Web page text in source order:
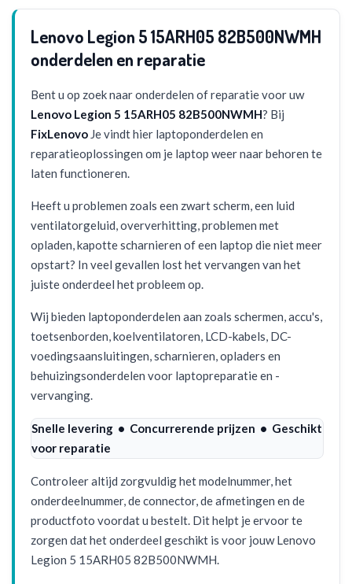
Lenovo Legion 5 15ARH05 82B500NWMH
onderdelen en reparatie
Bent u op zoek naar onderdelen of reparatie voor uw
Lenovo Legion 5 15ARH05 82B500NWMH? Bij
FixLenovo Je vindt hier laptoponderdelen en
reparatieoplossingen om je laptop weer naar behoren te
laten functioneren.
Heeft u problemen zoals een zwart scherm, een luid
ventilatorgeluid, oververhitting, problemen met
opladen, kapotte scharnieren of een laptop die niet meer
opstart? In veel gevallen lost het vervangen van het
juiste onderdeel het probleem op.
Wij bieden laptoponderdelen aan zoals schermen, accu's,
toetsenborden, koelventilatoren, LCD-kabels, DC-
voedingsaansluitingen, scharnieren, opladers en
behuizingsonderdelen voor laptopreparatie en -
vervanging.
Snelle levering • Concurrerende prijzen • Geschikt
voor reparatie
Controleer altijd zorgvuldig het modelnummer, het
onderdeelnummer, de connector, de afmetingen en de
productfoto voordat u bestelt. Dit helpt je ervoor te
zorgen dat het onderdeel geschikt is voor jouw Lenovo
Legion 5 15ARH05 82B500NWMH.